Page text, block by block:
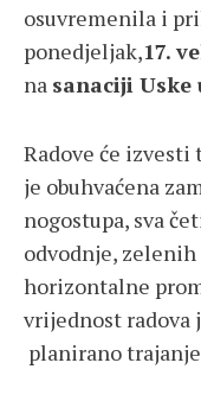
osuvremenila i
ponedjeljak,17.
na sanaciji Uske
Radove će izvesti
je obuhvaćena
nogostupa, sva
odvodnje,
horizontalne
vrijednost radova
planirano